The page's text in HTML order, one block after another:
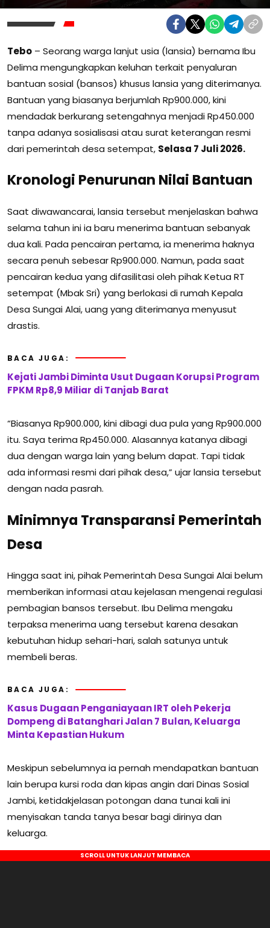
Tebo – Seorang warga lanjut usia (lansia) bernama Ibu
Delima mengungkapkan keluhan terkait penyaluran
bantuan sosial (bansos) khusus lansia yang diterimanya.
Bantuan yang biasanya berjumlah Rp900.000, kini
mendadak berkurang setengahnya menjadi Rp450.000
tanpa adanya sosialisasi atau surat keterangan resmi
dari pemerintah desa setempat, Selasa 7 Juli 2026.
Kronologi Penurunan Nilai Bantuan
Saat diwawancarai, lansia tersebut menjelaskan bahwa
selama tahun ini ia baru menerima bantuan sebanyak
dua kali. Pada pencairan pertama, ia menerima haknya
secara penuh sebesar Rp900.000. Namun, pada saat
pencairan kedua yang difasilitasi oleh pihak Ketua RT
setempat (Mbak Sri) yang berlokasi di rumah Kepala
Desa Sungai Alai, uang yang diterimanya menyusut
drastis.
BACA JUGA:
Kejati Jambi Diminta Usut Dugaan Korupsi Program
FPKM Rp8,9 Miliar di Tanjab Barat
“Biasanya Rp900.000, kini dibagi dua pula yang Rp900.000
itu. Saya terima Rp450.000. Alasannya katanya dibagi
dua dengan warga lain yang belum dapat. Tapi tidak
ada informasi resmi dari pihak desa,” ujar lansia tersebut
dengan nada pasrah.
Minimnya Transparansi Pemerintah
Desa
Hingga saat ini, pihak Pemerintah Desa Sungai Alai belum
memberikan informasi atau kejelasan mengenai regulasi
pembagian bansos tersebut. Ibu Delima mengaku
terpaksa menerima uang tersebut karena desakan
kebutuhan hidup sehari-hari, salah satunya untuk
membeli beras.
BACA JUGA:
Kasus Dugaan Penganiayaan IRT oleh Pekerja
Dompeng di Batanghari Jalan 7 Bulan, Keluarga
Minta Kepastian Hukum
Meskipun sebelumnya ia pernah mendapatkan bantuan
lain berupa kursi roda dan kipas angin dari Dinas Sosial
Jambi, ketidakjelasan potongan dana tunai kali ini
menyisakan tanda tanya besar bagi dirinya dan
keluarga.